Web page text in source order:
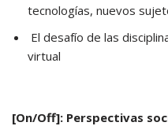
tecnologías, nuevos
El desafío de las
virtual
[On/Off]: Perspectivas